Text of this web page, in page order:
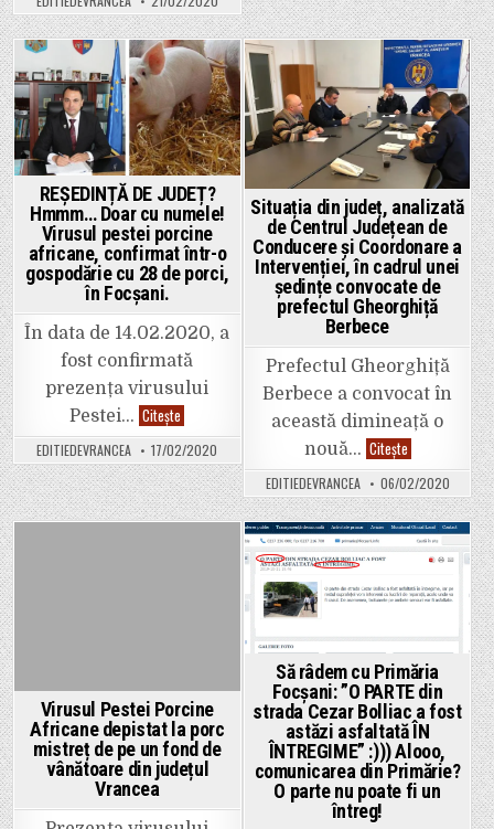
11
ani,
din
comuna
Milcovul,
a
predat
directorului
școlii
un
portofel
cu
2.000
de
lei
găsit
pe
stradă.
IPJ
Vrancea
a
premiat
pentru
gestul
său!
(Anchetă
jurnalistică)
Posted
in
REȘEDINȚĂ DE JUDEȚ?
Hmmm… Doar cu numele!
Virusul pestei porcine
africane, confirmat într-o
gospodărie cu 28 de porci,
în Focșani.
În data de 14.02.2020, a
fost confirmată
prezența virusului
Pestei… Citește
DE
JUDEȚ?
Hmmm…
Doar
cu
numele!
Virusul
pestei
în
Focșani.
EDITIEDEVRANCEA 17/02/2020
Posted
in
Situația din județ, analizată
de Centrul Județean de
Conducere și Coordonare a
Intervenției, în cadrul unei
ședințe convocate de
prefectul Gheorghiță
Berbece
Prefectul Gheorghiță
Berbece a convocat în
această dimineață o
nouă… CiteșteSituația
din
județ,
analizată
de
Centrul
Județean
de
Conducere
Coordonare
a
Intervenției,
în
cadrul
unei
ședințe
convocate
de
prefectul
Gheorghiță
Berbece
EDITIEDEVRANCEA 06/02/2020
Virusul Pestei Porcine
Africane depistat la porc
mistreț de pe un fond de
vânătoare din județul
Vrancea
Posted
in
Să râdem cu Primăria
Focșani: ”O PARTE din
strada Cezar Bolliac a fost
astăzi asfaltată ÎN
ÎNTREGIME” :))) Alooo,
comunicarea din Primărie?
O parte nu poate fi un
întreg!